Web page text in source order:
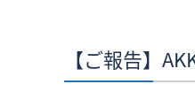
【ご報告】